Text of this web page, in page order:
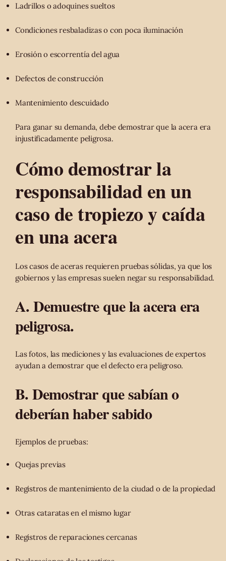
Ladrillos o adoquines sueltos
Condiciones resbaladizas o con poca iluminación
Erosión o escorrentía del agua
Defectos de construcción
Mantenimiento descuidado
Para ganar su demanda, debe demostrar que la acera era
injustificadamente peligrosa.
Cómo demostrar la
responsabilidad en un
caso de tropiezo y caída
en una acera
Los casos de aceras requieren pruebas sólidas, ya que los
gobiernos y las empresas suelen negar su responsabilidad.
A. Demuestre que la acera era
peligrosa.
Las fotos, las mediciones y las evaluaciones de expertos
ayudan a demostrar que el defecto era peligroso.
B. Demostrar que sabían o
deberían haber sabido
Ejemplos de pruebas:
Quejas previas
Registros de mantenimiento de la ciudad o de la propiedad
Otras cataratas en el mismo lugar
Registros de reparaciones cercanas